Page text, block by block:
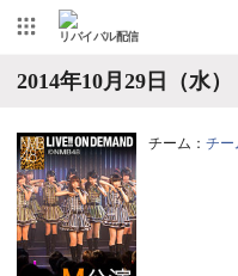
リバイバル配信
2014年10月29日（水
チーム： チー